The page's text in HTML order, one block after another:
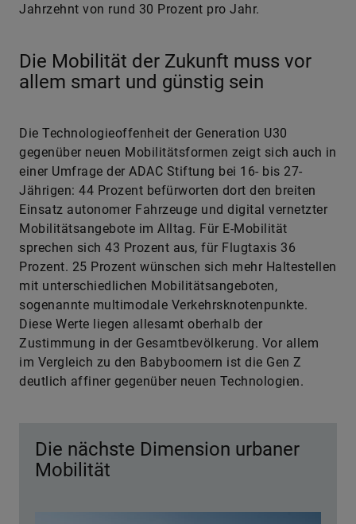
Jahrzehnt von rund 30 Prozent pro Jahr.
Die Mobilität der Zukunft muss vor
allem smart und günstig sein
Die Technologieoffenheit der Generation U30
gegenüber neuen Mobilitätsformen zeigt sich auch in
einer Umfrage der ADAC Stiftung bei 16- bis 27-
Jährigen: 44 Prozent befürworten dort den breiten
Einsatz autonomer Fahrzeuge und digital vernetzter
Mobilitätsangebote im Alltag. Für E-Mobilität
sprechen sich 43 Prozent aus, für Flugtaxis 36
Prozent. 25 Prozent wünschen sich mehr Haltestellen
mit unterschiedlichen Mobilitätsangeboten,
sogenannte multimodale Verkehrsknotenpunkte.
Diese Werte liegen allesamt oberhalb der
Zustimmung in der Gesamtbevölkerung. Vor allem
im Vergleich zu den Babyboomern ist die Gen Z
deutlich affiner gegenüber neuen Technologien.
Die nächste Dimension urbaner
Mobilität